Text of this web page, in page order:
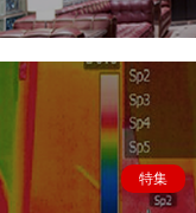
特集